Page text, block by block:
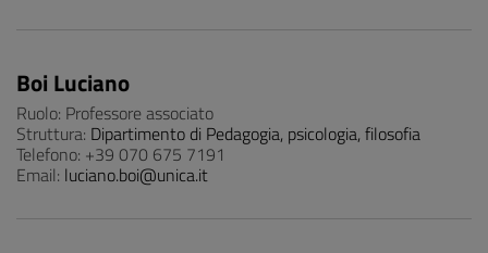
Boi Luciano
Ruolo: Professore associato
Struttura: Dipartimento di Pedagogia, psicologia, filosofia
Telefono: +39 070 675 7191
Email: luciano.boi@unica.it